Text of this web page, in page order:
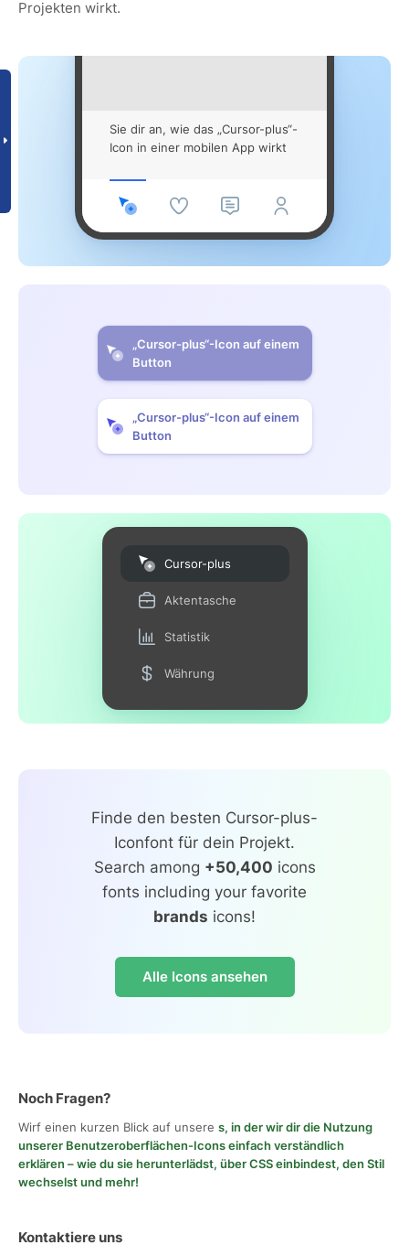
Projekten wirkt.
Sie dir an, wie das „Cursor-plus“-
Icon in einer mobilen App wirkt
„Cursor-plus“-Icon auf einem
Button
„Cursor-plus“-Icon auf einem
Button
Cursor-plus
Aktentasche
Statistik
Währung
Finde den besten Cursor-plus-
Iconfont für dein Projekt.
Search among +50,400 icons
fonts including your favorite
brands icons!
Alle Icons ansehen
Noch Fragen?
Wirf einen kurzen Blick auf unsere s, in der wir dir die Nutzung
unserer Benutzeroberflächen-Icons einfach verständlich
erklären – wie du sie herunterlädst, über CSS einbindest, den Stil
wechselst und mehr!
Kontaktiere uns